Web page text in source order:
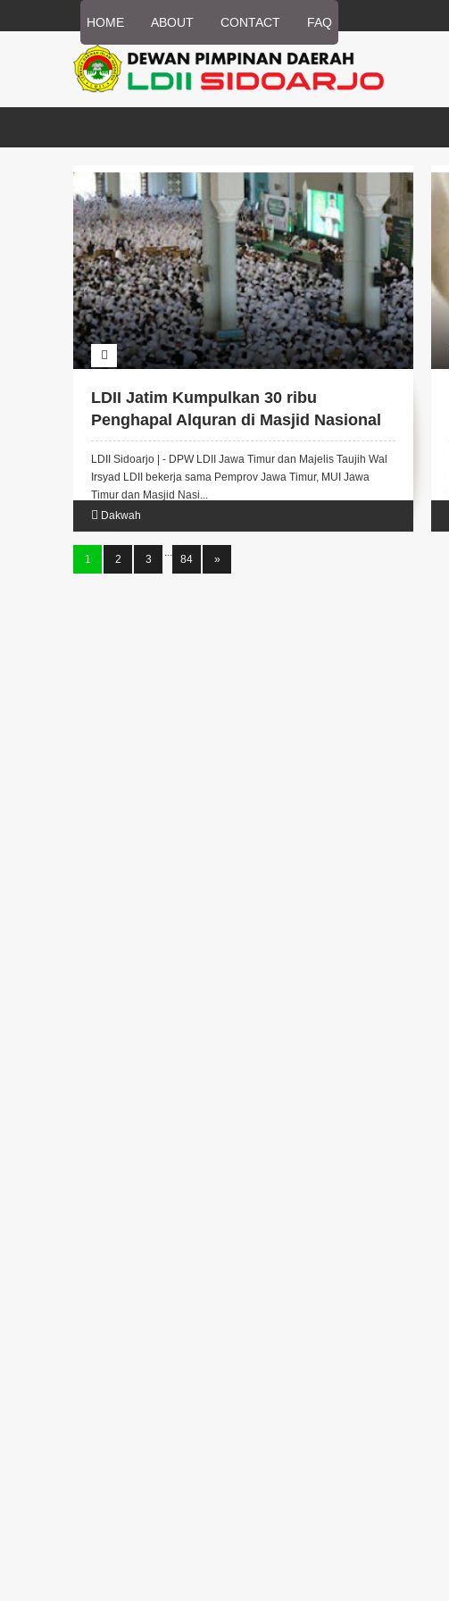
HOME ABOUT CONTACT FAQ
LDII Jatim Kumpulkan 30 ribu
Penghapal Alquran di Masjid Nasional
Al Akbar Surabaya
LDII Sidoarjo | - DPW LDII Jawa Timur dan Majelis Taujih Wal
Irsyad LDII bekerja sama Pemprov Jawa Timur, MUI Jawa
Timur dan Masjid Nasi...
Dakwah
1 2 3
...
84 »